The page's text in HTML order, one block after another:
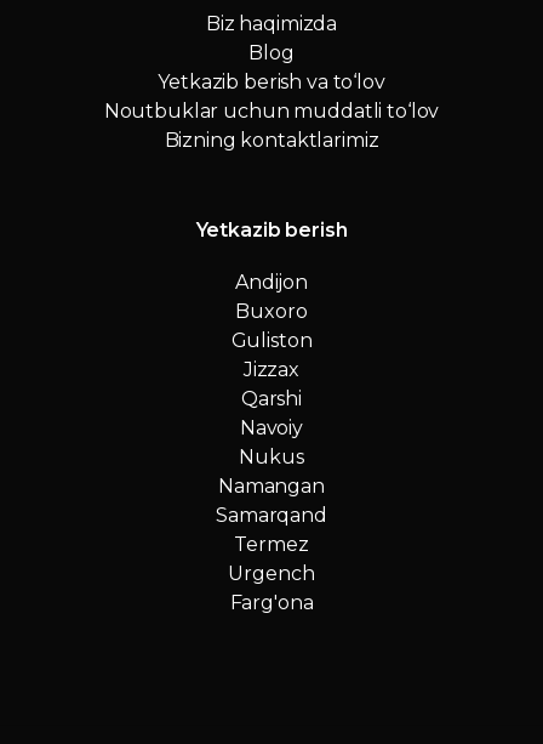
Biz haqimizda
Blog
Yetkazib berish va to‘lov
Noutbuklar uchun muddatli to‘lov
Bizning kontaktlarimiz
Yetkazib berish
Andijon
Buxoro
Guliston
Jizzax
Qarshi
Navoiy
Nukus
Namangan
Samarqand
Termez
Urgench
Farg'ona